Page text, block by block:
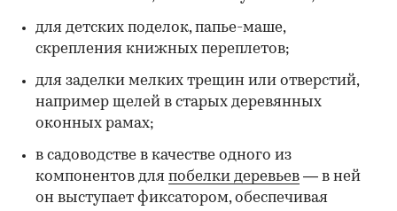
для детских поделок, папье-маше,
скрепления книжных переплетов;
для заделки мелких трещин или отверстий,
например щелей в старых деревянных
оконных рамах;
в садоводстве в качестве одного из
компонентов для побелки деревьев — в ней
он выступает фиксатором, обеспечивая